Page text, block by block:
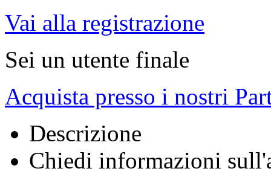
Vai alla registrazione
Sei un utente finale
Acquista presso i nostri
Descrizione
Chiedi informazioni